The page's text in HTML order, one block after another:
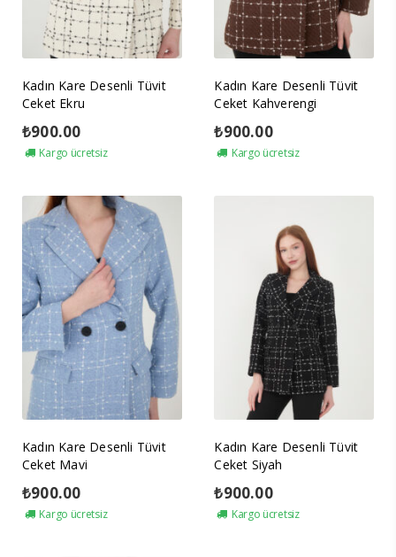
Kadın Kare Desenli Tüvit
Ceket Ekru
₺900.00
Kargo ücretsiz
Kadın Kare Desenli Tüvit
Ceket Kahverengi
₺900.00
Kargo ücretsiz
Kadın Kare Desenli Tüvit
Ceket Mavi
₺900.00
Kargo ücretsiz
Kadın Kare Desenli Tüvit
Ceket Siyah
₺900.00
Kargo ücretsiz